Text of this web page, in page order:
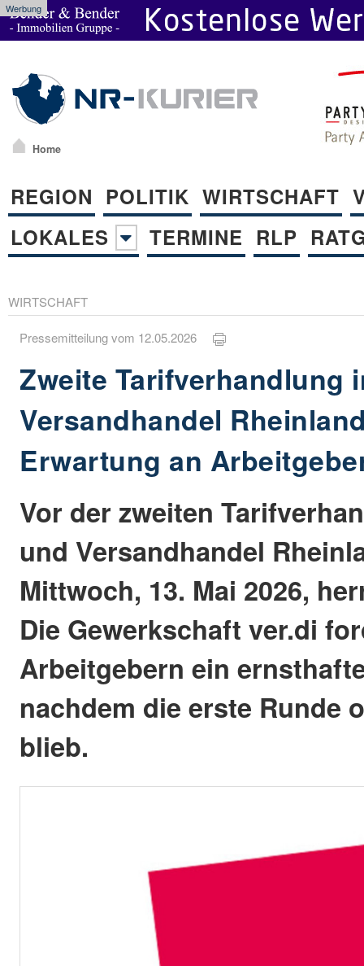
Werbung
Home
REGION POLITIK WIRTSCHAFT
LOKALES
TERMINE RLP
WIRTSCHAFT
Pressemitteilung vom 12.05.2026
Zweite Tarifverhandlung
Versandhandel
Erwartung an
Vor der zweiten
und Versandhandel
Mittwoch, 13. Mai 2026,
Die Gewerkschaft ver.di
Arbeitgebern ein
nachdem die erste Runde
blieb.